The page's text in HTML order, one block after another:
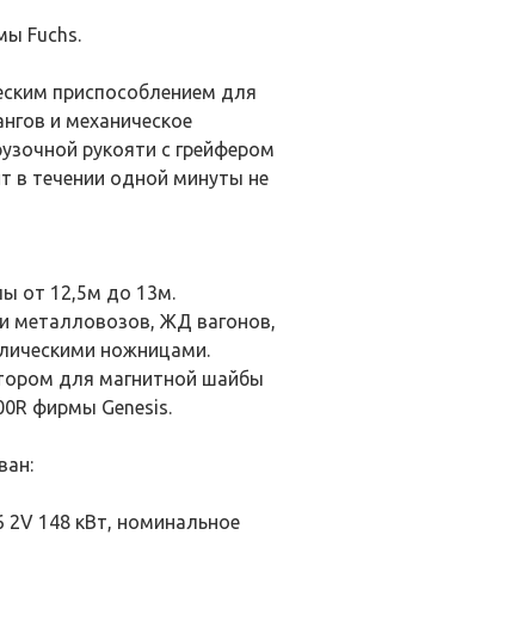
Fuchs.
приспособлением для
и механическое
рукояти с грейфером
в течении одной минуты не
от 12,5м до 13м.
металловозов, ЖД вагонов,
ножницами.
для магнитной шайбы
фирмы Genesis.
2V 148 кВт, номинальное